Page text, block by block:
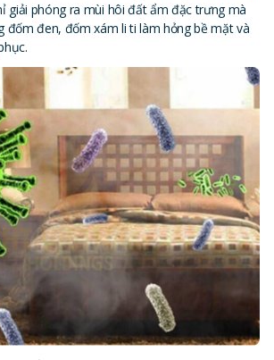
giải phóng ra mùi hôi đất ẩm đặc trưng mà
đốm đen, đốm xám li ti làm hỏng bề mặt và